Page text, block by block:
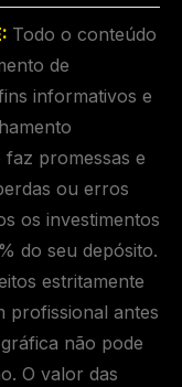
Todo o conteúdo
de
informativos e
promessas e
ou erros
os investimentos
do seu depósito.
estritamente
profissional antes
não pode
O valor das